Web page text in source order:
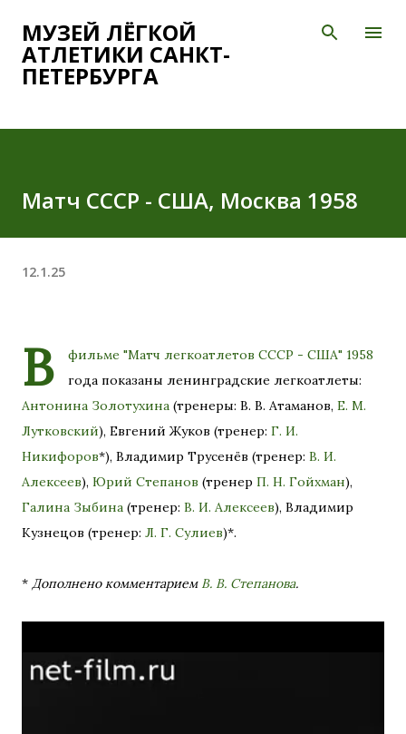
К основному контенту
МУЗЕЙ ЛЁГКОЙ
АТЛЕТИКИ САНКТ-
ПЕТЕРБУРГА
Матч СССР - США, Москва 1958
12.1.25
В
фильме "Матч легкоатлетов СССР - США" 1958
года показаны ленинградские легкоатлеты:
Антонина Золотухина (тренеры: В. В. Атаманов, Е. М.
Лутковский), Евгений Жуков (тренер: Г. И.
Никифоров*), Владимир Трусенёв (тренер: В. И.
Алексеев), Юрий Степанов (тренер П. Н. Гойхман),
Галина Зыбина (тренер: В. И. Алексеев), Владимир
Кузнецов (тренер: Л. Г. Сулиев)*.
* Дополнено комментарием В. В. Степанова.